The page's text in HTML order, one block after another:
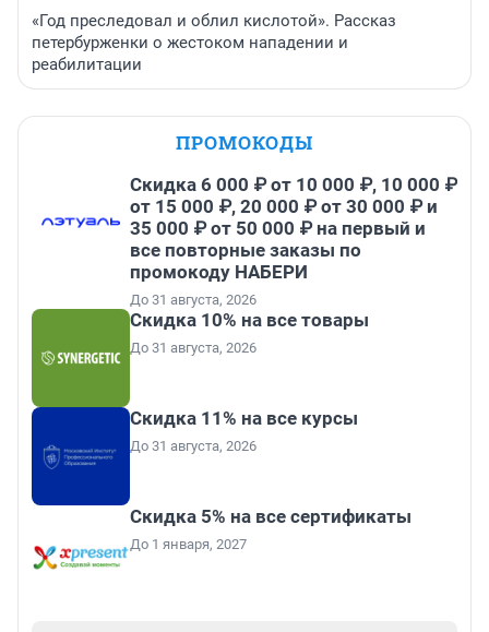
«Год преследовал и облил кислотой». Рассказ
петербурженки о жестоком нападении и
реабилитации
ПРОМОКОДЫ
Скидка 6 000 ₽ от 10 000 ₽, 10 000 ₽
от 15 000 ₽, 20 000 ₽ от 30 000 ₽ и
35 000 ₽ от 50 000 ₽ на первый и
все повторные заказы по
промокоду НАБЕРИ
До 31 августа, 2026
Скидка 10% на все товары
До 31 августа, 2026
Скидка 11% на все курсы
До 31 августа, 2026
Скидка 5% на все сертификаты
До 1 января, 2027